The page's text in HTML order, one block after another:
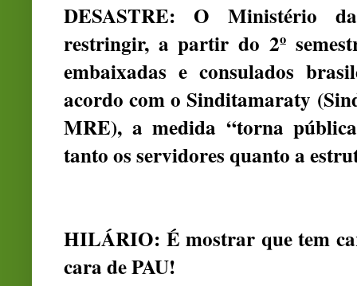
DESASTRE: O Ministério
restringir, a partir do 2º
embaixadas e consulados
acordo com o Sinditamaraty
MRE), a medida “torna
tanto os servidores quanto a
HILÁRIO: É mostrar que tem
cara de PAU!